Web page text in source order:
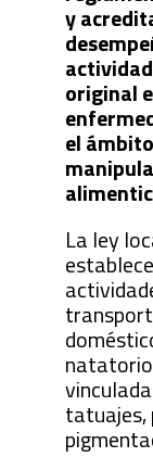
y
original
el
La ley
tatuajes,